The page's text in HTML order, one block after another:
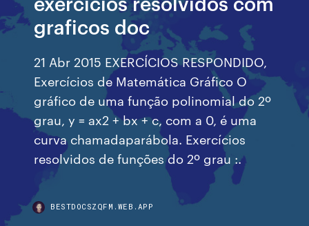
graficos doc
21 Abr 2015 EXERCÍCIOS RESPONDIDO,
Exercícios de Matemática Gráfico O
gráfico de uma função polinomial do 2º
grau, y = ax2 + bx + c, com a 0, é uma
curva chamadaparábola. Exercícios
resolvidos de funções do 2º grau :.
BESTDOCSZQFM.WEB.APP